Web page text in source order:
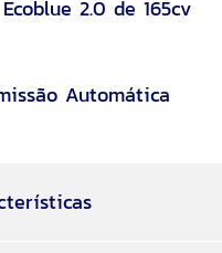
2.0 de 165cv
Automática